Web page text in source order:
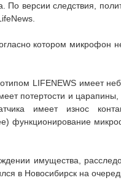
По версии следствия,
котором микрофон
LIFENEWS имеет
потертости и
имеет износ
функционирование
имущества,
в Новосибирск на